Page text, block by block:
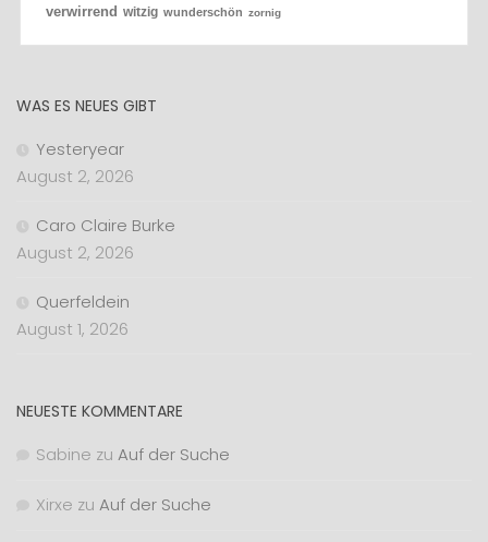
verwirrend witzig wunderschön zornig
WAS ES NEUES GIBT
Yesteryear
August 2, 2026
Caro Claire Burke
August 2, 2026
Querfeldein
August 1, 2026
NEUESTE KOMMENTARE
Sabine zu Auf der Suche
Xirxe zu Auf der Suche